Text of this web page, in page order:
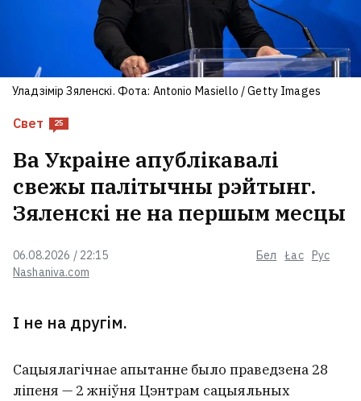
Свет 25
Nashaniva.com
06.08.2026 / 22:15 Бел Łac Рус
Ва Украіне апублікавалі
свежы палітычны рэйтынг.
Зяленскі не на першым месцы
І не на другім.
Уладзімір Зяленскі. Фота: Antonio Masiello / Getty Images
Сацыялагічнае апытанне было праведзена 28
ліпеня — 2 жніўня Цэнтрам сацыяльных